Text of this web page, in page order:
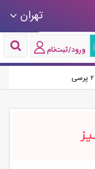
تهران
ورود/ثبت‌نام